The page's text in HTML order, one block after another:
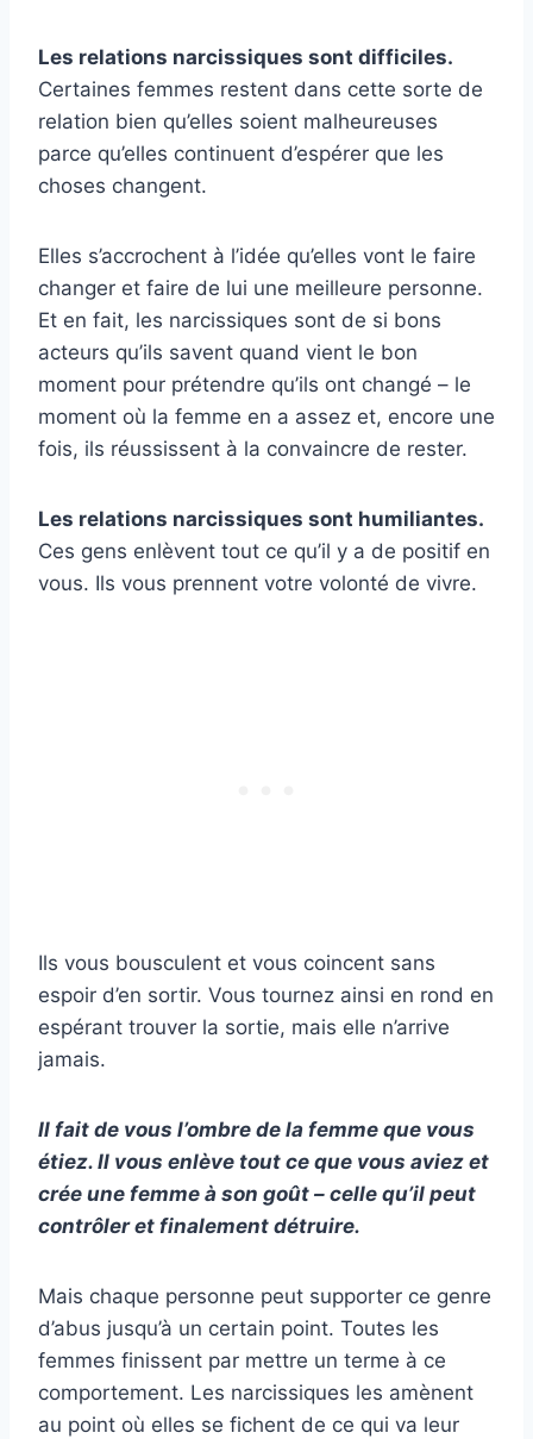
Les relations narcissiques sont difficiles.
Certaines femmes restent dans cette sorte de
relation bien qu’elles soient malheureuses
parce qu’elles continuent d’espérer que les
choses changent.
Elles s’accrochent à l’idée qu’elles vont le faire
changer et faire de lui une meilleure personne.
Et en fait, les narcissiques sont de si bons
acteurs qu’ils savent quand vient le bon
moment pour prétendre qu’ils ont changé – le
moment où la femme en a assez et, encore une
fois, ils réussissent à la convaincre de rester.
Les relations narcissiques sont humiliantes.
Ces gens enlèvent tout ce qu’il y a de positif en
vous. Ils vous prennent votre volonté de vivre.
Ils vous bousculent et vous coincent sans
espoir d’en sortir. Vous tournez ainsi en rond en
espérant trouver la sortie, mais elle n’arrive
jamais.
Il fait de vous l’ombre de la femme que vous
étiez. Il vous enlève tout ce que vous aviez et
crée une femme à son goût – celle qu’il peut
contrôler et finalement détruire.
Mais chaque personne peut supporter ce genre
d’abus jusqu’à un certain point. Toutes les
femmes finissent par mettre un terme à ce
comportement. Les narcissiques les amènent
au point où elles se fichent de ce qui va leur